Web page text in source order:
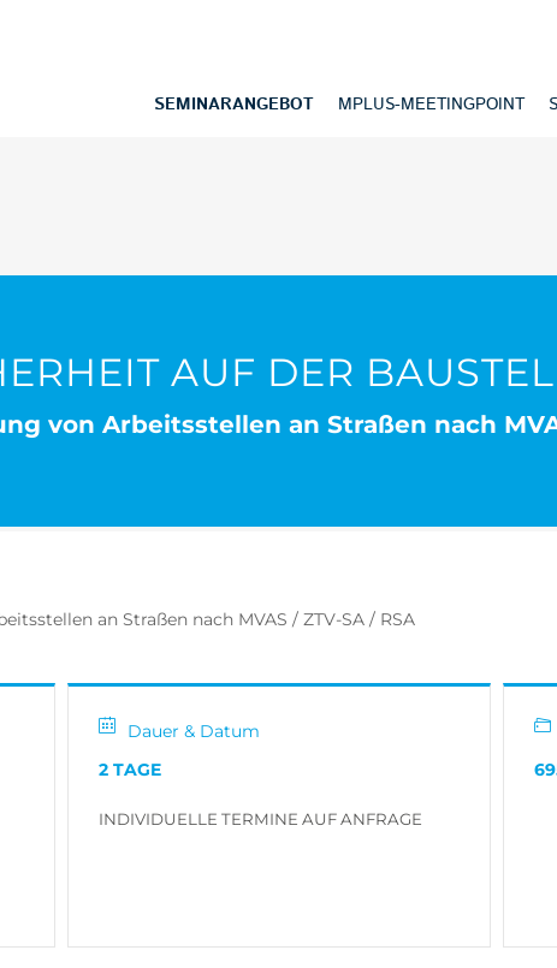
SEMINARANGEBOT MPLUS-MEETINGPOINT
AUF DER
von Arbeitsstellen an Straßen nach
an Straßen nach MVAS / ZTV-SA / RSA
Dauer & Datum
2 TAGE
INDIVIDUELLE TERMINE AUF ANFRAGE